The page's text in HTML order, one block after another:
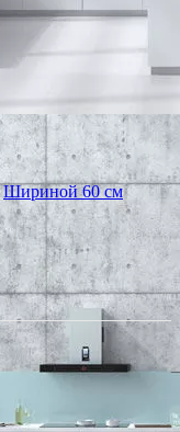
Шириной 60 см